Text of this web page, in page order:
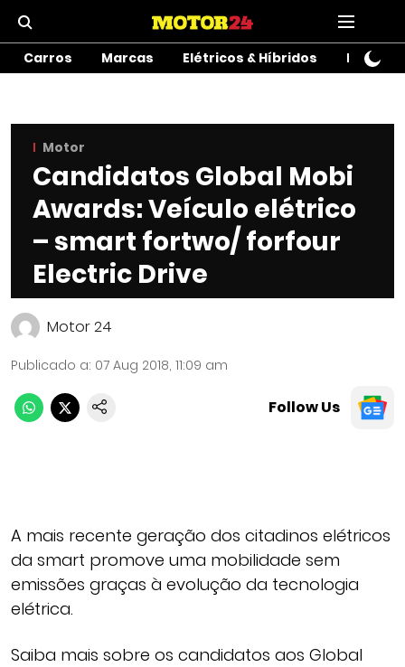
Carros Marcas Elétricos & Híbridos Motos
Motor
Candidatos Global Mobi
Awards: Veículo elétrico
– smart fortwo/ forfour
Electric Drive
Motor 24
Publicado a: 07 Aug 2018, 11:09 am
Follow Us
A mais recente geração dos citadinos elétricos
da smart promove uma mobilidade sem
emissões graças à evolução da tecnologia
elétrica.
Saiba mais sobre os candidatos aos Global